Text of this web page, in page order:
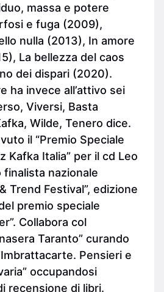
massa e potere
e fuga (2009),
nulla (2013), In amore
La bellezza del caos
dei dispari (2020).
ha invece all’attivo sei
Viversi, Basta
Wilde, Tenero dice.
il “Premio Speciale
Kafka Italia” per il cd Leo
finalista nazionale
Trend Festival”, edizione
premio speciale
Collabora col
Taranto” curando
Pensieri e
occupandosi
recensione di libri.